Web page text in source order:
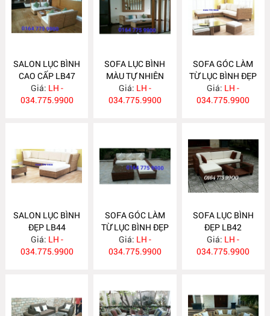
SALON LỤC BÌNH
CAO CẤP LB47
Giá: LH -
034.775.9900
SOFA LỤC BÌNH
MÀU TỰ NHIÊN
LB46
Giá: LH -
034.775.9900
SOFA GÓC LÀM
TỪ LỤC BÌNH ĐẸP
LB45
Giá: LH -
034.775.9900
SALON LỤC BÌNH
ĐẸP LB44
Giá: LH -
034.775.9900
SOFA GÓC LÀM
TỪ LỤC BÌNH ĐẸP
LB43
Giá: LH -
034.775.9900
SOFA LỤC BÌNH
ĐẸP LB42
Giá: LH -
034.775.9900